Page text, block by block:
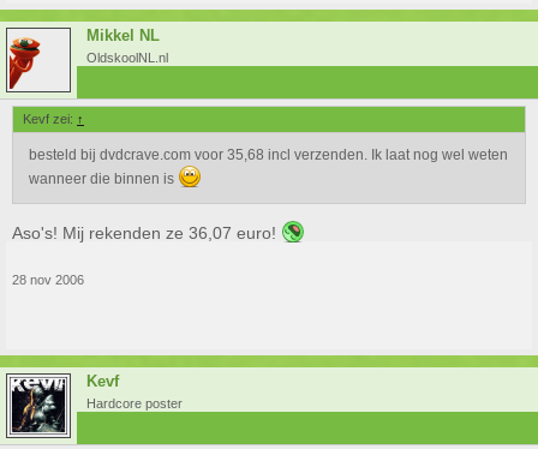
Mikkel NL
OldskoolNL.nl
Kevf zei: ↑
besteld bij dvdcrave.com voor 35,68 incl verzenden. Ik laat nog wel weten
wanneer die binnen is
Aso's! Mij rekenden ze 36,07 euro!
28 nov 2006
Kevf
Hardcore poster